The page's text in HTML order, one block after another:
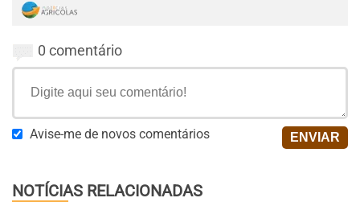
0 comentário
Avise-me de novos comentários
NOTÍCIAS RELACIONADAS